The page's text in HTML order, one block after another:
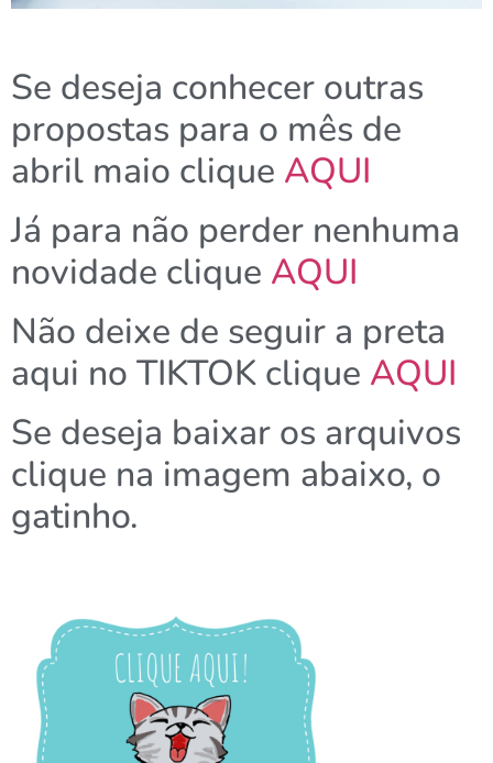
Se deseja conhecer outras
propostas para o mês de
abril maio clique AQUI
Já para não perder nenhuma
novidade clique AQUI
Não deixe de seguir a preta
aqui no TIKTOK clique AQUI
Se deseja baixar os arquivos
clique na imagem abaixo, o
gatinho.